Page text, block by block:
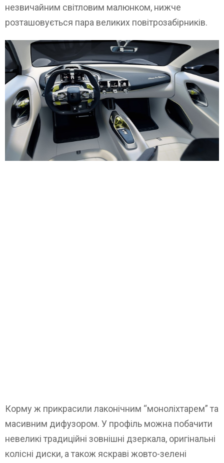
незвичайним світловим малюнком, нижче
розташовується пара великих повітрозабірників.
Корму ж прикрасили лаконічним “моноліхтарем” та
масивним дифузором. У профіль можна побачити
невеликі традиційні зовнішні дзеркала, оригінальні
колісні диски, а також яскраві жовто-зелені